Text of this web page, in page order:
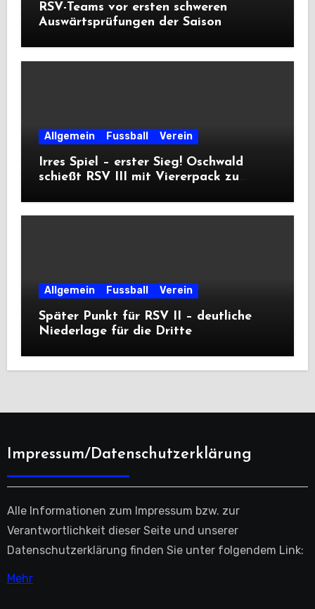
RSV-Teams vor ersten schweren
Auswärtsprüfungen der Saison
Allgemein Fussball Verein
Irres Spiel – erster Sieg! Oschwald
schießt RSV III mit Viererpack zu
Allgemein Fussball Verein
Später Punkt für RSV II – deutliche
Niederlage für die Dritte
Impressum/Datenschutzerklärung
Alle Informationen zum Impressum bzw. zur
Verantwortlichkeit dieser Seite und unserer
Datenschutzerklärung finden Sie unter folgendem Link:
Mehr